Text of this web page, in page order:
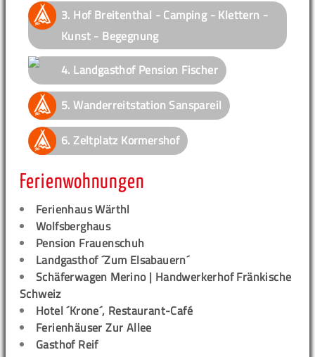
3. Hof Breitenthal - Camping - Klettern -
Kunst - Begegnung
4. Landgasthof Pension Fischer
5.Wanderreitstation Sanspareil
6. Zeltplatz Kormershof
Ferienwohnungen
Ferienhaus Wärthl
Wolfsberghaus
Pension Frauenschuh
Landgasthof ´Zum Elsabauern´
Schäferwagen Merino | Handwerkerhof Fränkische
Schweiz
Hotel ´Krone´, Restaurant-Café
Ferienhäuser Zur Allee
Gasthof Reif